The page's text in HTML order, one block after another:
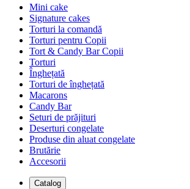
Mini cake
Signature cakes
Torturi la comandă
Torturi pentru Copii
Tort & Candy Bar Copii
Torturi
Înghețată
Torturi de înghețată
Macarons
Candy Bar
Seturi de prăjituri
Deserturi congelate
Produse din aluat congelate
Brutărie
Accesorii
Catalog